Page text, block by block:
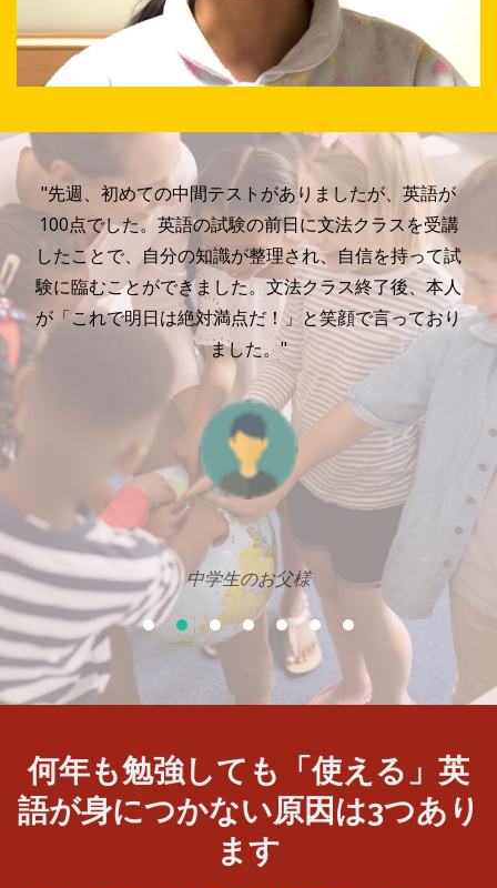
"先週、初めての中間テストがありましたが、英語が
100点でした。英語の試験の前日に文法クラスを受講
したことで、自分の知識が整理され、自信を持って試
験に臨むことができました。文法クラス終了後、本人
が「これで明日は絶対満点だ！」と笑顔で言っており
ました。"
中学生のお父様
何年も勉強しても「使える」英
語が身につかない原因は3つあり
ます